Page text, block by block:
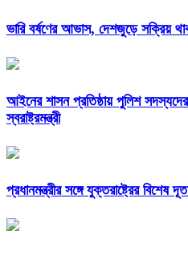
ভারি বর্ষণের আভাস, দেশজুড়ে সক্রিয়
আইনের শাসন প্রতিষ্ঠায় পুলিশ
স্বরাষ্ট্রমন্ত্রী
প্রধানমন্ত্রীর সঙ্গে যুক্তরাষ্ট্রের বিশেষ